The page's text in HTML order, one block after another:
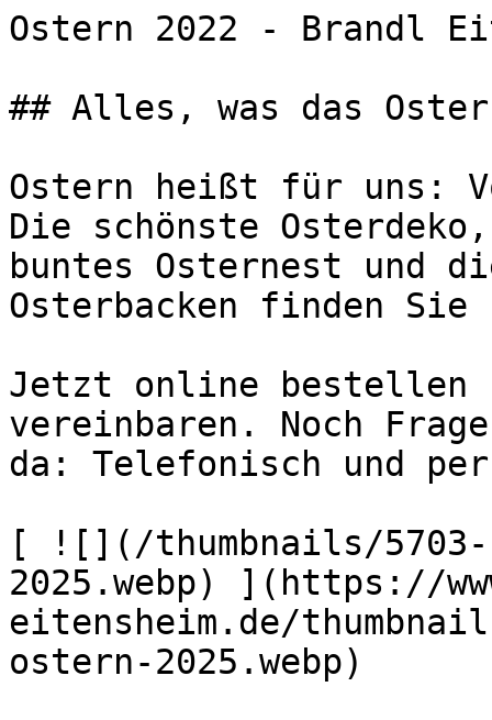
Ostern 2022 -
## Alles, was das
Ostern heißt für uns:
Die schönste
buntes Osternest und
Osterbacken finden
Jetzt online bestellen
vereinbaren. Noch
da: Telefonisch und
[ ![](/thumbnails/
2025.webp) ](https://
eitensheim.de/
ostern-2025.webp)